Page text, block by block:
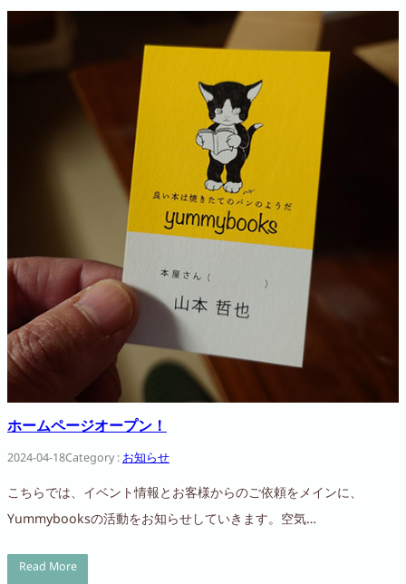
ホームページオープン！
2024-04-18Category :お知らせ
こちらでは、イベント情報とお客様からのご依頼をメインに、
Yummybooksの活動をお知らせしていきます。空気…
Read More